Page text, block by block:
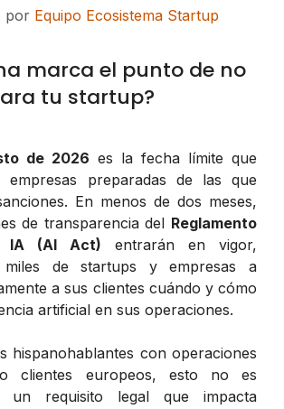
por Equipo Ecosistema Startup
marca el punto de no
tu startup?
de 2026 es la fecha límite que
preparadas de las que
En menos de dos meses,
de transparencia del Reglamento
IA (AI Act) entrarán en vigor,
de startups y empresas a
a sus clientes cuándo y cómo
artificial en sus operaciones.
hispanohablantes con operaciones
clientes europeos, esto no es
un requisito legal que impacta